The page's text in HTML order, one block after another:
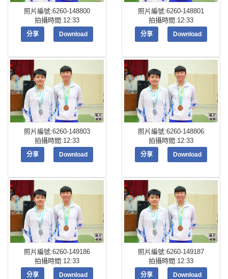
照片編號:6260-148800
拍攝時間:12:33
分享 Download
照片編號:6260-148801
拍攝時間:12:33
分享 Download
照片編號:6260-148803
拍攝時間:12:33
分享 Download
照片編號:6260-148806
拍攝時間:12:33
分享 Download
照片編號:6260-149186
拍攝時間:12:33
分享 Download
照片編號:6260-149187
拍攝時間:12:33
分享 Download